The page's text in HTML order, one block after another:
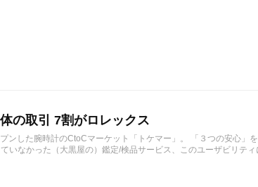
の取引 7割がロレックス
ンした腕時計のCtoCマーケット「トケマー」。 「３つの安心」
いなかった（大黒屋の）鑑定/検品サービス、このユーザビリテ